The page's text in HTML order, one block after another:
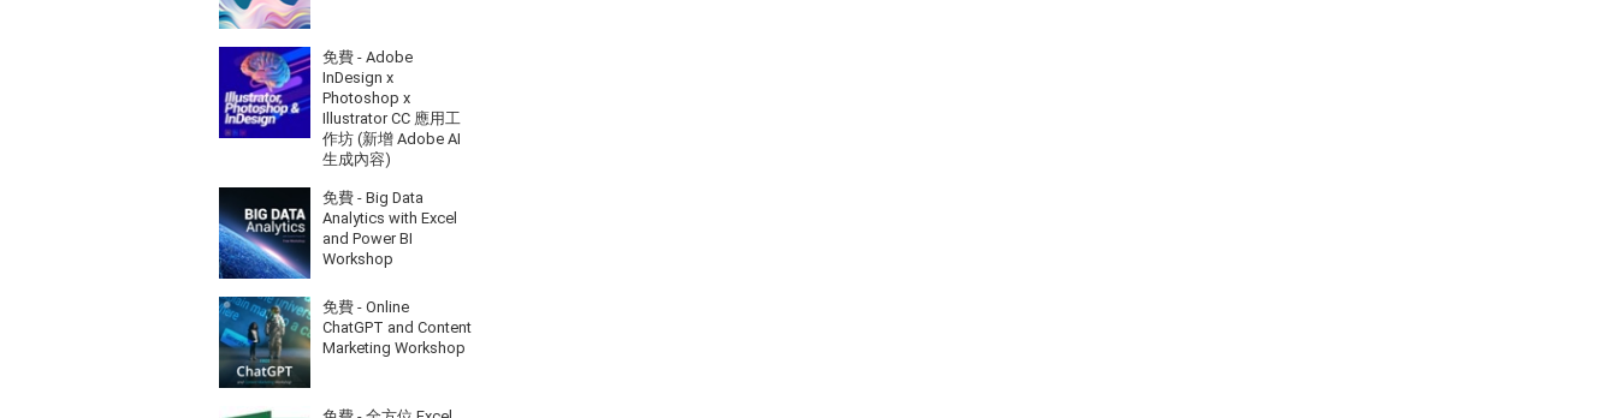
免費 - Adobe
InDesign x
Photoshop x
Illustrator CC 應用工
作坊 (新增 Adobe AI
生成內容)
免費 - Big Data
Analytics with Excel
and Power BI
Workshop
免費 - Online
ChatGPT and Content
Marketing Workshop